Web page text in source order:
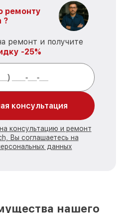
ремонту
?
ремонт и получите
-25%
консультация
консультацию и ремонт
Вы соглашаетесь на
данных
нашего